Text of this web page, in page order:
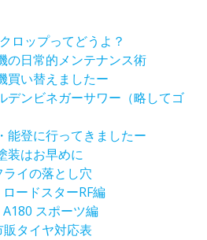
ロップってどうよ？
の日常的メンテナンス術
買い替えましたー
デンビネガーサワー（略してゴ
能登に行ってきましたー
装はお早めに
ライの落とし穴
ロードスターRF編
A180 スポーツ編
タイヤ対応表